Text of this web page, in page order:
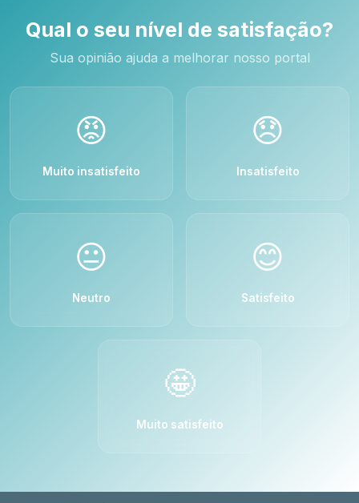
Qual o seu nível de satisfação?
Sua opinião ajuda a melhorar nosso portal
😡
Muito insatisfeito
😞
Insatisfeito
😐
Neutro
😊
Satisfeito
🤩
Muito satisfeito